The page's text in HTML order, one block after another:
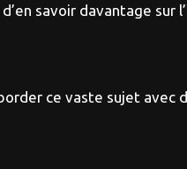
savoir davantage sur
ce vaste sujet avec